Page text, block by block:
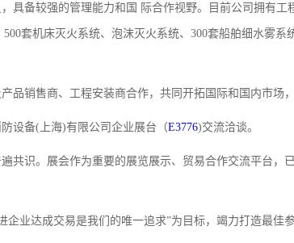
具备较强的管理能力和国 际合作视野。目前公司拥有
套机床灭火系统、泡沫灭火系统、300套船舶细水雾
品销售商、工程安装商合作，共同开拓国际和国内市场
设备(上海)有限公司企业展台（E3776)交流洽谈。
共识。展会作为重要的展览展示、贸易合作交流平台
企业达成交易是我们的唯一追求”为目标，竭力打造最佳